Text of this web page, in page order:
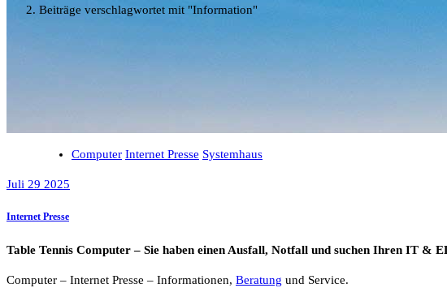
Beiträge verschlagwortet mit "Information"
Computer Internet Presse Systemhaus
Juli 29 2025
Internet Presse
Table Tennis Computer – Sie haben einen Ausfall, Notfall und suchen Ihren IT &
Computer – Internet Presse – Informationen, Beratung und Service.